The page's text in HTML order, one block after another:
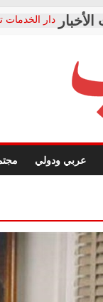
دار الخدمات
معاناة
فرحات
حزب
صور .. اعتماد
الوزاري
إنشاء المبنى
قرينة
حق أصيل
عربي ودولي